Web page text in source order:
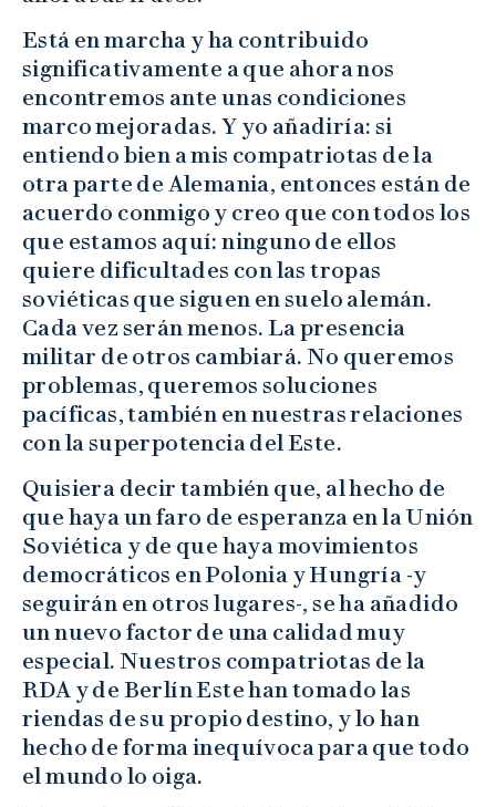
Está en marcha y ha contribuido
significativamente a que ahora nos
encontremos ante unas condiciones
marco mejoradas. Y yo añadiría: si
entiendo bien a mis compatriotas de la
otra parte de Alemania, entonces están de
acuerdo conmigo y creo que con todos los
que estamos aquí: ninguno de ellos
quiere dificultades con las tropas
soviéticas que siguen en suelo alemán.
Cada vez serán menos. La presencia
militar de otros cambiará. No queremos
problemas, queremos soluciones
pacíficas, también en nuestras relaciones
con la superpotencia del Este.
Quisiera decir también que, al hecho de
que haya un faro de esperanza en la Unión
Soviética y de que haya movimientos
democráticos en Polonia y Hungría -y
seguirán en otros lugares-, se ha añadido
un nuevo factor de una calidad muy
especial. Nuestros compatriotas de la
RDA y de Berlín Este han tomado las
riendas de su propio destino, y lo han
hecho de forma inequívoca para que todo
el mundo lo oiga.